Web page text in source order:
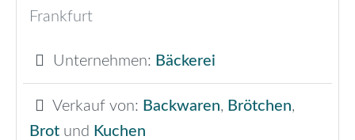
Frankfurt
Unternehmen: Bäckerei
Verkauf von: Backwaren, Brötchen,
Brot und Kuchen